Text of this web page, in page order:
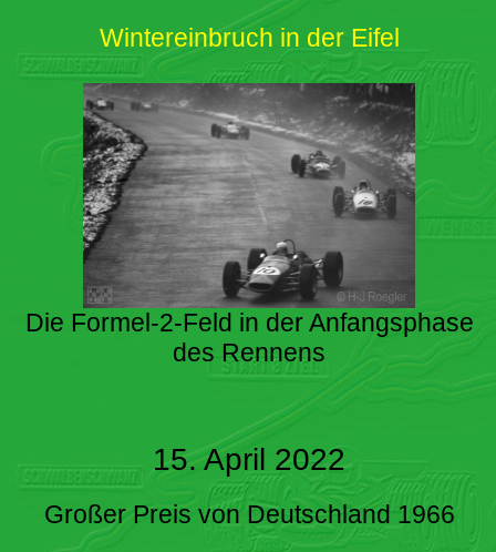
Wintereinbruch in der Eifel
Die Formel-2-Feld in der Anfangsphase
des Rennens
15. April 2022
Großer Preis von Deutschland 1966